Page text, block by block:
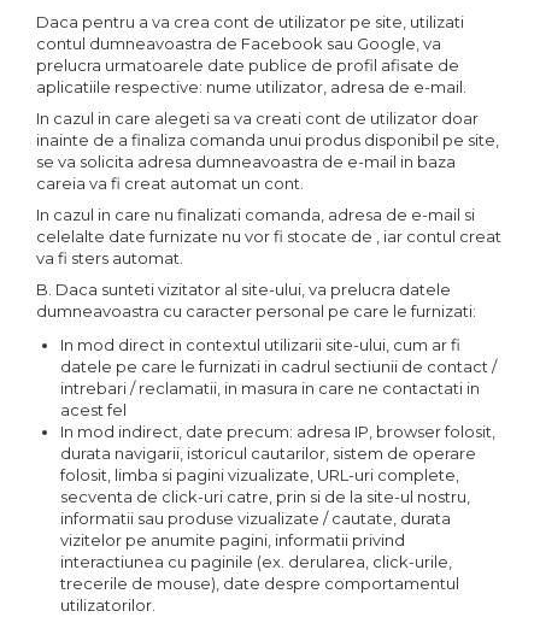
Daca pentru a va crea cont de utilizator pe site, utilizati
contul dumneavoastra de Facebook sau Google, va
prelucra urmatoarele date publice de profil afisate de
aplicatiile respective: nume utilizator, adresa de e-mail.
In cazul in care alegeti sa va creati cont de utilizator doar
inainte de a finaliza comanda unui produs disponibil pe site,
se va solicita adresa dumneavoastra de e-mail in baza
careia va fi creat automat un cont.
In cazul in care nu finalizati comanda, adresa de e-mail si
celelalte date furnizate nu vor fi stocate de , iar contul creat
va fi sters automat.
B. Daca sunteti vizitator al site-ului, va prelucra datele
dumneavoastra cu caracter personal pe care le furnizati:
In mod direct in contextul utilizarii site-ului, cum ar fi
datele pe care le furnizati in cadrul sectiunii de contact /
intrebari / reclamatii, in masura in care ne contactati in
acest fel
In mod indirect, date precum: adresa IP, browser folosit,
durata navigarii, istoricul cautarilor, sistem de operare
folosit, limba si pagini vizualizate, URL-uri complete,
secventa de click-uri catre, prin si de la site-ul nostru,
informatii sau produse vizualizate / cautate, durata
vizitelor pe anumite pagini, informatii privind
interactiunea cu paginile (ex. derularea, click-urile,
trecerile de mouse), date despre comportamentul
utilizatorilor.